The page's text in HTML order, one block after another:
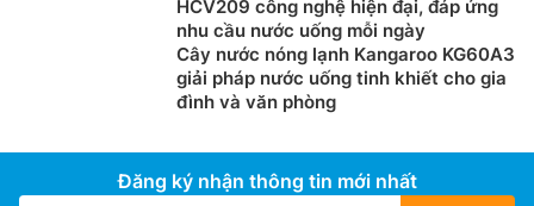
HCV209 công nghệ hiện đại, đáp ứng
nhu cầu nước uống mỗi ngày
Cây nước nóng lạnh Kangaroo KG60A3
giải pháp nước uống tinh khiết cho gia
đình và văn phòng
Đăng ký nhận thông tin mới nhất